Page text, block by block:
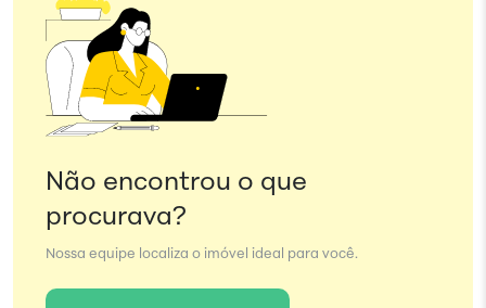
Não encontrou o que
procurava?
Nossa equipe localiza o imóvel ideal para você.